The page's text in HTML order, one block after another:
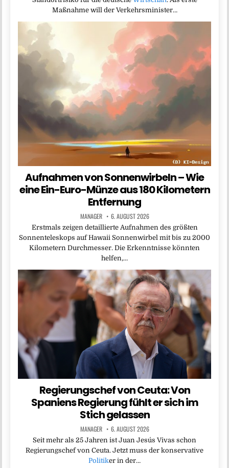
Maßnahme will der Verkehrsminister…
Aufnahmen von Sonnenwirbeln – Wie
eine Ein-Euro-Münze aus 180 Kilometern
Entfernung
MANAGER 6. AUGUST 2026
Erstmals zeigen detaillierte Aufnahmen des größten
Sonnenteleskops auf Hawaii Sonnenwirbel mit bis zu 2000
Kilometern Durchmesser. Die Erkenntnisse könnten
helfen,…
Regierungschef von Ceuta: Von
Spaniens Regierung fühlt er sich im
Stich gelassen
MANAGER 6. AUGUST 2026
Seit mehr als 25 Jahren ist Juan Jesús Vivas schon
Regierungschef von Ceuta. Jetzt muss der konservative
Politiker in der…